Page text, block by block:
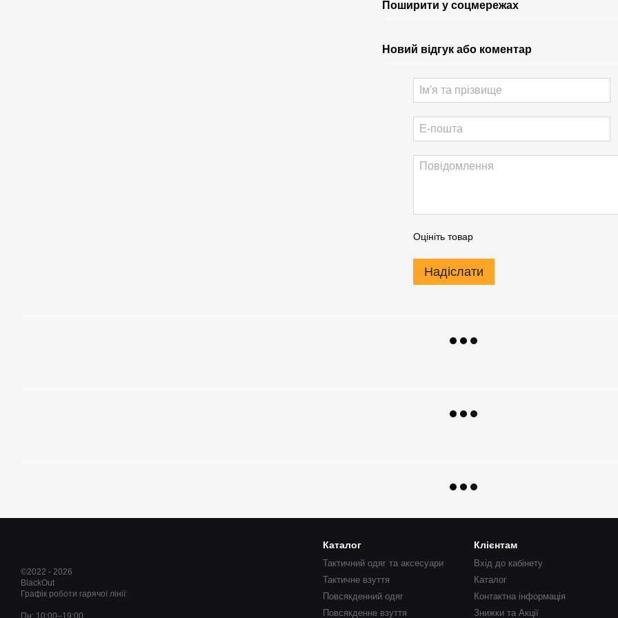
Поширити у соцмережах
Новий відгук або коментар
Оцініть товар
Надіслати
©2022 - 2026
BlackOut
Графік роботи гарячої лінії:
Каталог
Тактичний одяг та аксесуари
Тактичне взуття
Повсякденний одяг
Повсякденне взуття
Клієнтам
Вхід до кабінету
Каталог
Контактна інформація
Знижки та Акції